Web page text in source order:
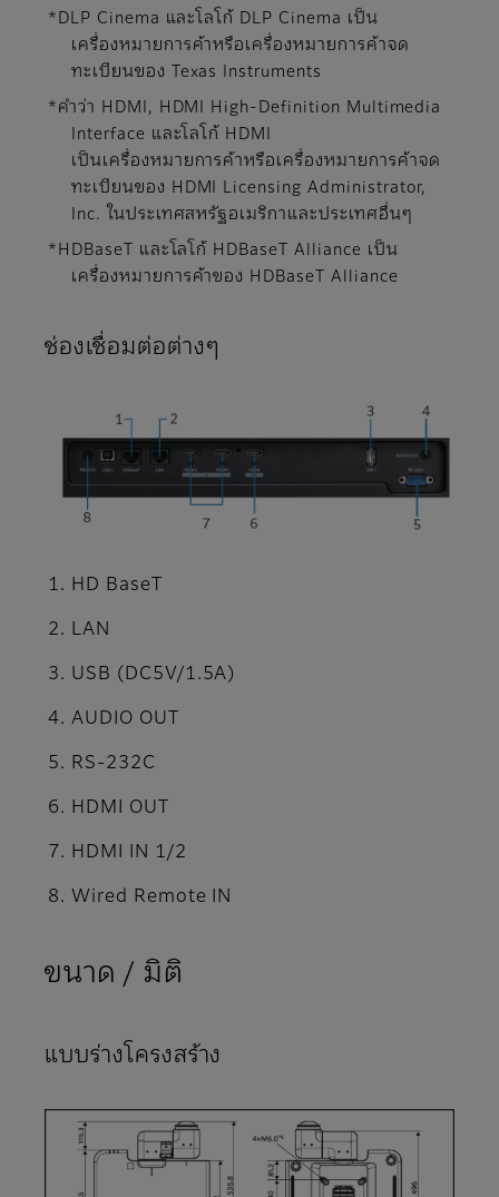
*DLP Cinema และโลโก้ DLP Cinema เป็น
เครื่องหมายการค้าหรือเครื่องหมายการค้าจด
ทะเบียนของ Texas Instruments
*คำว่า HDMI, HDMI High-Definition Multimedia
Interface และโลโก้ HDMI
เป็นเครื่องหมายการค้าหรือเครื่องหมายการค้าจด
ทะเบียนของ HDMI Licensing Administrator,
Inc. ในประเทศสหรัฐอเมริกาและประเทศอื่นๆ
*HDBaseT และโลโก้ HDBaseT Alliance เป็น
เครื่องหมายการค้าของ HDBaseT Alliance
ช่องเชื่อมต่อต่างๆ
HD BaseT
LAN
USB (DC5V/1.5A)
AUDIO OUT
RS-232C
HDMI OUT
HDMI IN 1/2
Wired Remote IN
ขนาด / มิติ
แบบร่างโครงสร้าง